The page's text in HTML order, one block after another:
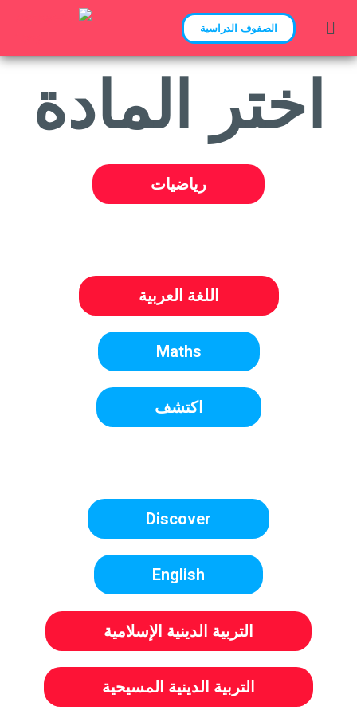
الصفوف الدراسية
اختر المادة
رياضيات
اللغة العربية
Maths
اكتشف
Discover
English
التربية الدينية الإسلامية
التربية الدينية المسيحية